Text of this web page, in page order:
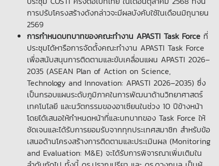
การปรับโครงสร้างดังกล่าวจะมีผลบังคับใช้ในเดือนมิถุนายน
2569
การกำหนดบทบาทของคณะทำงาน APASTI Task Force ที่
ประชุมได้หารือการจัดตั้งคณะทำงาน APASTI Task Force
เพื่อสนับสนุนการติดตามและขับเคลื่อนแผน APASTI 2026–
2035 (ASEAN Plan of Action on Science,
Technology and Innovation: APASTI 2026–2035) ซึ่ง
เป็นกรอบแผนระดับภูมิภาคในการพัฒนาด้านวิทยาศาสตร์
เทคโนโลยี และนวัตกรรมของอาเซียนในช่วง 10 ปีข้างหน้า
โดยได้เสนอให้กำหนดหน้าที่และบทบาทของ Task Force ให้
ชัดเจนและได้รับการยอมรับจากทุกประเทศสมาชิก สำหรับข้อ
เสนอด้านโครงสร้างการติดตามและประเมินผล (Monitoring
and Evaluation: M&E) จะได้รับการพิจารณาเพิ่มเติมใน